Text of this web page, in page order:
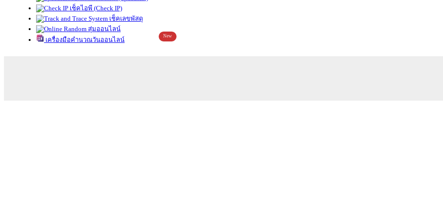
เช็คไอพี (Check IP)
เช็คเลขพัสดุ
สุ่มออนไลน์
เครื่องมือคำนวณวันออนไลน์
New